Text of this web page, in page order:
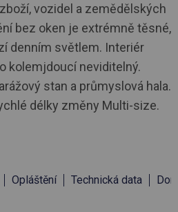
vozidel a zemědělských
bez oken je extrémně těsné,
denním světlem. Interiér
kolemjdoucí neviditelný.
stan a průmyslová hala.
délky změny Multi-size.
Opláštění Technická data